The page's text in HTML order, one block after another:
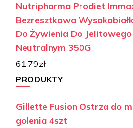
Nutripharma Prodiet
Bezresztkowa
Do Żywienia Do
Neutralnym 350G
61,79zł
PRODUKTY
Gillette Fusion Ostrza do
golenia 4szt